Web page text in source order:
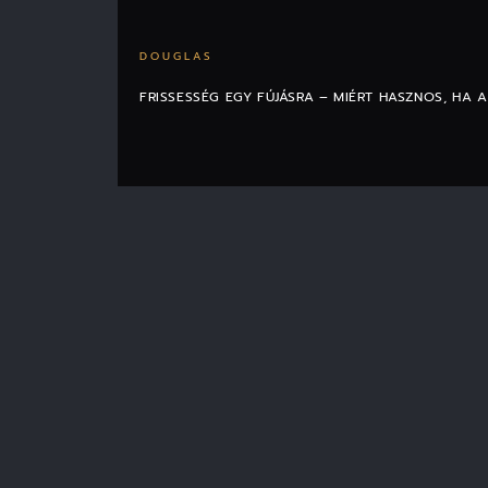
DOUGLAS
FRISSESSÉG EGY FÚJÁSRA – MIÉRT HASZNOS, HA